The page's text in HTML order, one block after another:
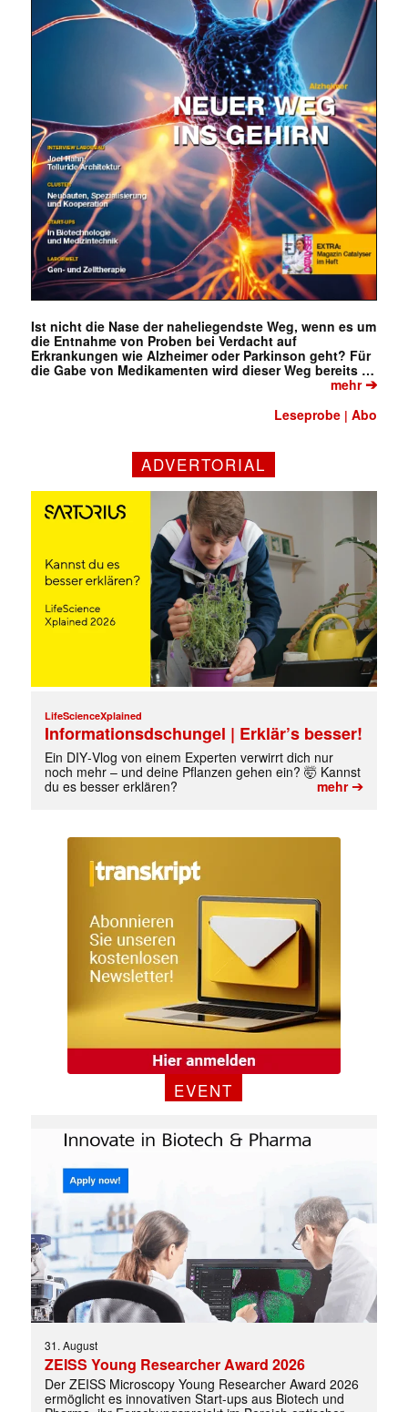
Ist nicht die Nase der naheliegendste Weg, wenn es um
die Entnahme von Proben bei Verdacht auf
Erkrankungen wie Alzheimer oder Parkinson geht? Für
die Gabe von Medikamenten wird dieser Weg bereits …
mehr➔
Leseprobe |Abo
ADVERTORIAL
LifeScienceXplained
Informationsdschungel | Erklär’s besser!
Ein DIY‑Vlog von einem Experten verwirrt dich nur
noch mehr – und deine Pflanzen gehen ein? 🤯 Kannst
du es besser erklären?
mehr➔
EVENT
31. August
ZEISS Young Researcher Award 2026
Der ZEISS Microscopy Young Researcher Award 2026
ermöglicht es innovativen Start-ups aus Biotech und